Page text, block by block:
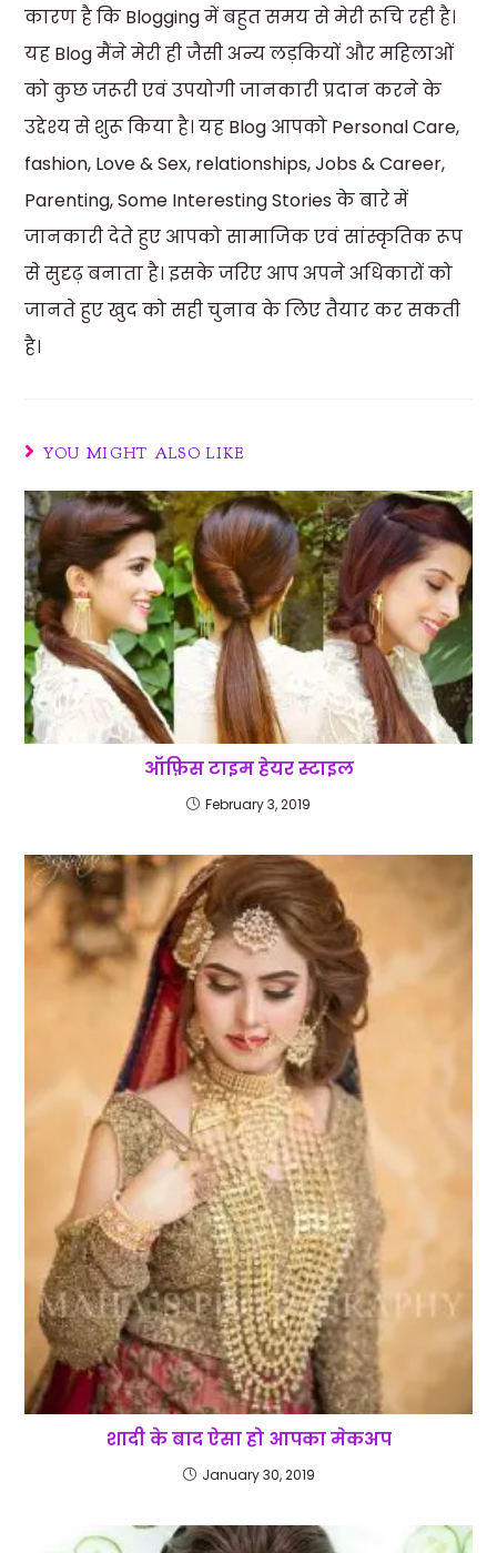
कारण है कि Blogging में बहुत समय से मेरी रूचि रही है।
यह Blog मैंने मेरी ही जैसी अन्य लड़कियों और महिलाओं
को कुछ जरूरी एवं उपयोगी जानकारी प्रदान करने के
उद्देश्य से शुरू किया है। यह Blog आपको Personal Care,
fashion, Love & Sex, relationships, Jobs & Career,
Parenting, Some Interesting Stories के बारे में
जानकारी देते हुए आपको सामाजिक एवं सांस्कृतिक रूप
से सुदृढ़ बनाता है। इसके जरिए आप अपने अधिकारों को
जानते हुए खुद को सही चुनाव के लिए तैयार कर सकती
है।
YOU MIGHT ALSO LIKE
ऑफ़िस टाइम हेयर स्टाइल
February 3, 2019
शादी के बाद ऐसा हो आपका मेकअप
January 30, 2019